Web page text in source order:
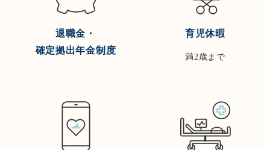
退職金・
確定拠出年金制度
育児休暇
満2歳まで